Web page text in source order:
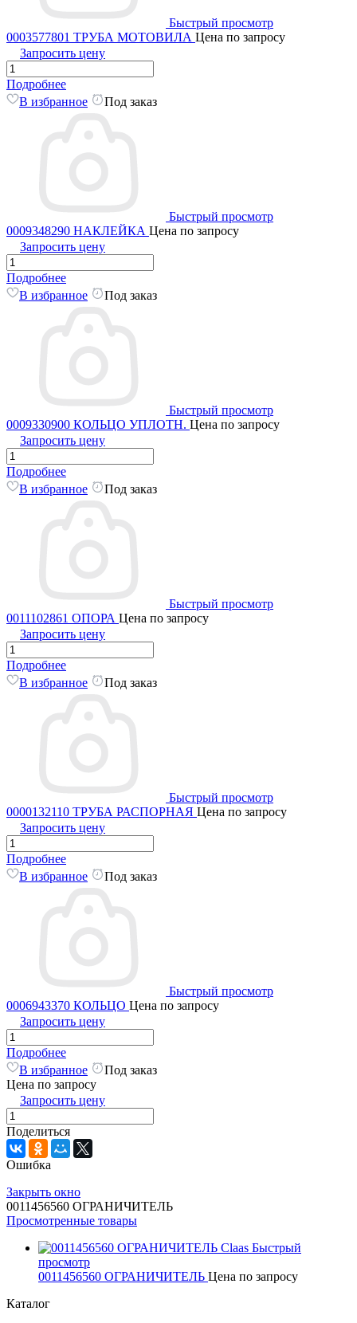
Быстрый просмотр
0003577801 ТРУБА МОТОВИЛА Цена по запросу
Запросить цену
Подробнее
В избранное
Под заказ
Быстрый просмотр
0009348290 НАКЛЕЙКА Цена по запросу
Запросить цену
Подробнее
В избранное
Под заказ
Быстрый просмотр
0009330900 КОЛЬЦО УПЛОТН. Цена по запросу
Запросить цену
Подробнее
В избранное
Под заказ
Быстрый просмотр
0011102861 ОПОРА Цена по запросу
Запросить цену
Подробнее
В избранное
Под заказ
Быстрый просмотр
0000132110 ТРУБА РАСПОРНАЯ Цена по запросу
Запросить цену
Подробнее
В избранное
Под заказ
Быстрый просмотр
0006943370 КОЛЬЦО Цена по запросу
Запросить цену
Подробнее
В избранное
Под заказ
Цена по запросу
Запросить цену
Поделиться
Ошибка
Закрыть окно
0011456560 ОГРАНИЧИТЕЛЬ
Просмотренные товары
Быстрый
просмотр
0011456560 ОГРАНИЧИТЕЛЬ Цена по запросу
Каталог